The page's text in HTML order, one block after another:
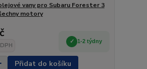
vany pro Subaru Forester 3
motory
1-2 týdny
Přidat do košíku